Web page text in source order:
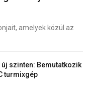
amelyek közül az
szinten: Bemutatkozik
turmixgép